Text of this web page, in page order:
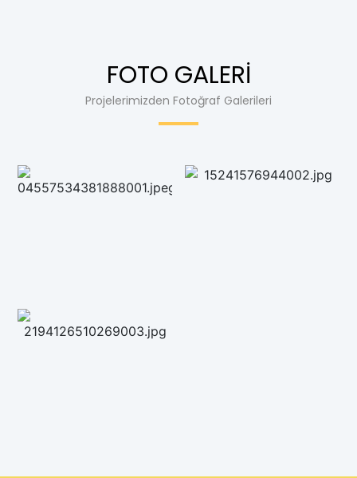
FOTO GALERİ
Projelerimizden Fotoğraf Galerileri